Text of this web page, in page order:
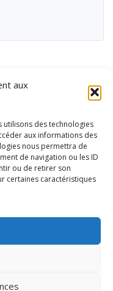
aux
utilisons des technologies
aux informations des
nous permettra de
de navigation ou les ID
ou de retirer son
certaines caractéristiques